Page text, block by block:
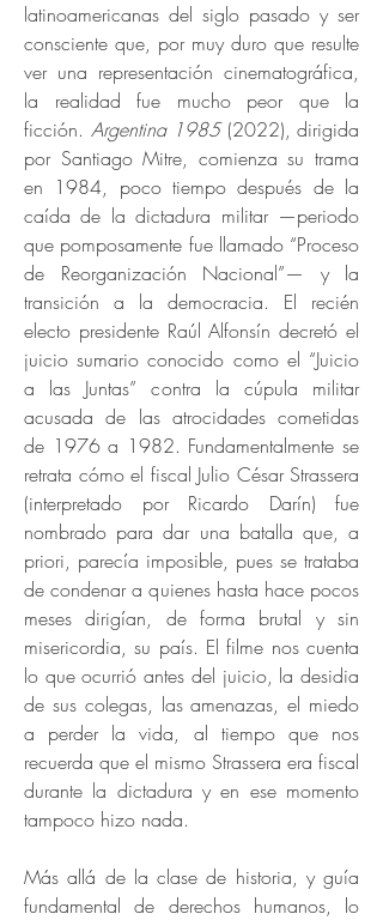
latinoamericanas del siglo pasado y ser
consciente que, por muy duro que resulte
ver una representación cinematográfica,
la realidad fue mucho peor que la
ficción. Argentina 1985(2022), dirigida
por Santiago Mitre, comienza su trama
en 1984, poco tiempo después de la
caída de la dictadura militar —periodo
que pomposamente fue llamado “Proceso
de Reorganización Nacional”— y la
transición a la democracia. El recién
electo presidente Raúl Alfonsín decretó el
juicio sumario conocido como el “Juicio
a las Juntas” contra la cúpula militar
acusada de las atrocidades cometidas
de 1976 a 1982. Fundamentalmente se
retrata cómo el fiscal Julio César Strassera
(interpretado por Ricardo Darín) fue
nombrado para dar una batalla que, a
priori, parecía imposible, pues se trataba
de condenar a quienes hasta hace pocos
meses dirigían, de forma brutal y sin
misericordia, su país. El filme nos cuenta
lo que ocurrió antes del juicio, la desidia
de sus colegas, las amenazas, el miedo
a perder la vida, al tiempo que nos
recuerda que el mismo Strassera era fiscal
durante la dictadura y en ese momento
tampoco hizo nada.
Más allá de la clase de historia, y guía
fundamental de derechos humanos, lo